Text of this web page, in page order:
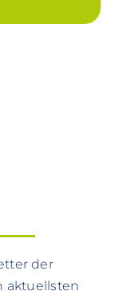
der
aktuellsten